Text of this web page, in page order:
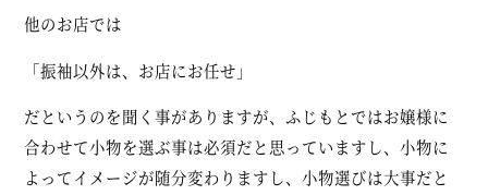
他のお店では
「振袖以外は、お店にお任せ」
だというのを聞く事がありますが、ふじもとではお嬢様に
合わせて小物を選ぶ事は必須だと思っていますし、小物に
よってイメージが随分変わりますし、小物選びは大事だと